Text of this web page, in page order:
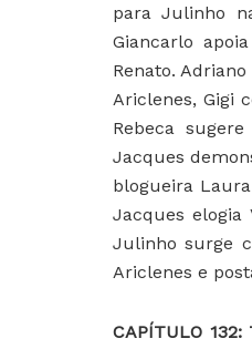
para Julinho
Giancarlo
Renato.
Ariclenes, Gigi
Rebeca
Jacques
blogueira
Jacques elogia
Julinho surge
Ariclenes e
CAPÍTULO 132: